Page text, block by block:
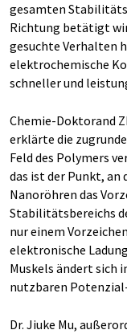
gesamten
Richtung betätigt
gesuchte Verhalten
elektrochemische
schneller und
Chemie-Doktorand
erklärte die
Feld des Polymers
das ist der Punkt, an
Nanoröhren das
Stabilitätsbereichs
nur einem
elektronische
Muskels ändert sich
nutzbaren
Dr. Jiuke Mu,